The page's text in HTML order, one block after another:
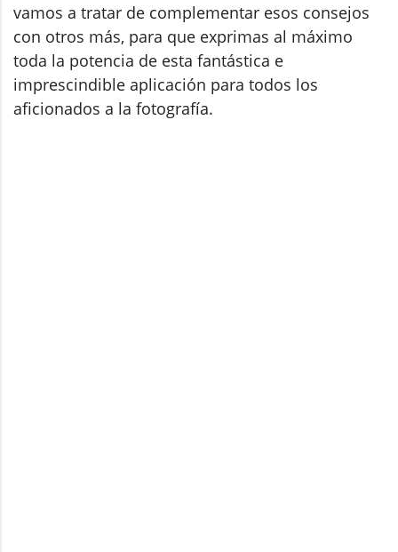
vamos a tratar de complementar esos consejos
con otros más, para que exprimas al máximo
toda la potencia de esta fantástica e
imprescindible aplicación para todos los
aficionados a la fotografía.